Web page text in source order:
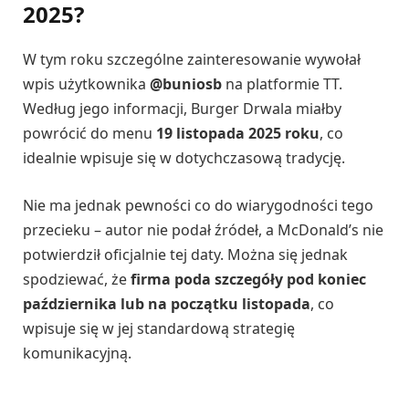
2025?
W tym roku szczególne zainteresowanie wywołał
wpis użytkownika @buniosb na platformie TT.
Według jego informacji, Burger Drwala miałby
powrócić do menu 19 listopada 2025 roku, co
idealnie wpisuje się w dotychczasową tradycję.
Nie ma jednak pewności co do wiarygodności tego
przecieku – autor nie podał źródeł, a McDonald’s nie
potwierdził oficjalnie tej daty. Można się jednak
spodziewać, żefirma poda szczegóły pod koniec
października lub na początku listopada, co
wpisuje się w jej standardową strategię
komunikacyjną.